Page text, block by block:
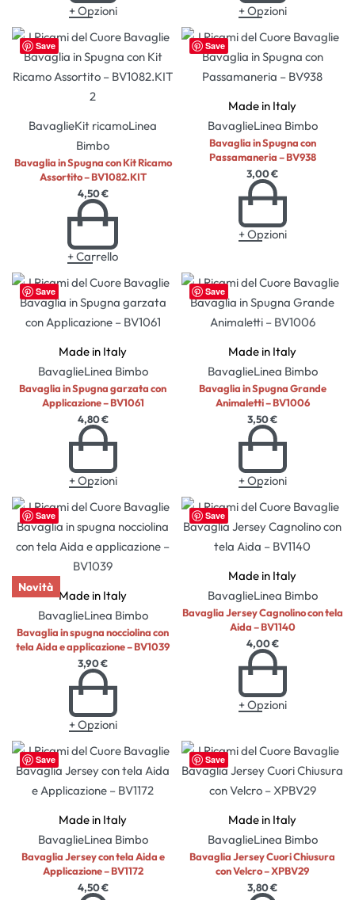
+ Opzioni + Opzioni
Save
BavaglieKit ricamoLinea
Bimbo
Bavaglia in Spugna con Kit Ricamo
Assortito – BV1082.KIT
4,50€
+ Carrello
Save
Made in Italy
BavaglieLinea Bimbo
Bavaglia in Spugna con
Passamaneria – BV938
3,00€
+ Opzioni
Save
Made in Italy
BavaglieLinea Bimbo
Bavaglia in Spugna garzata con
Applicazione – BV1061
4,80€
+ Opzioni
Save
Made in Italy
BavaglieLinea Bimbo
Bavaglia in Spugna Grande
Animaletti – BV1006
3,50€
+ Opzioni
Save
Novità
Made in Italy
BavaglieLinea Bimbo
Bavaglia in spugna nocciolina con
tela Aida e applicazione – BV1039
3,90€
+ Opzioni
Save
Made in Italy
BavaglieLinea Bimbo
Bavaglia Jersey Cagnolino con tela
Aida – BV1140
4,00€
+ Opzioni
Save
Made in Italy
BavaglieLinea Bimbo
Bavaglia Jersey con tela Aida e
Applicazione – BV1172
4,50€
Save
Made in Italy
BavaglieLinea Bimbo
Bavaglia Jersey Cuori Chiusura
con Velcro – XPBV29
3,80€